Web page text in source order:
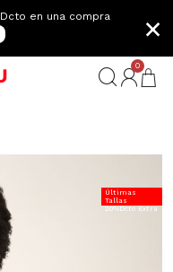
Dcto en una compra
×
0
Últimas
Tallas
20%Dcto Extra